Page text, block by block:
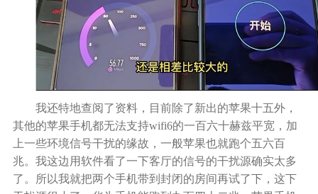
我还特地查阅了资料，目前除了新出的苹果十五外，
其他的苹果手机都无法支持wifi6的一百六十赫兹平宽，加
上一些环境信号干扰的缘故，一般苹果也就跑个五六百
兆。我这边用软件看了一下客厅的信号的干扰源确实太多
了。所以我就把两个手机带到封闭的房间再试了下，这下